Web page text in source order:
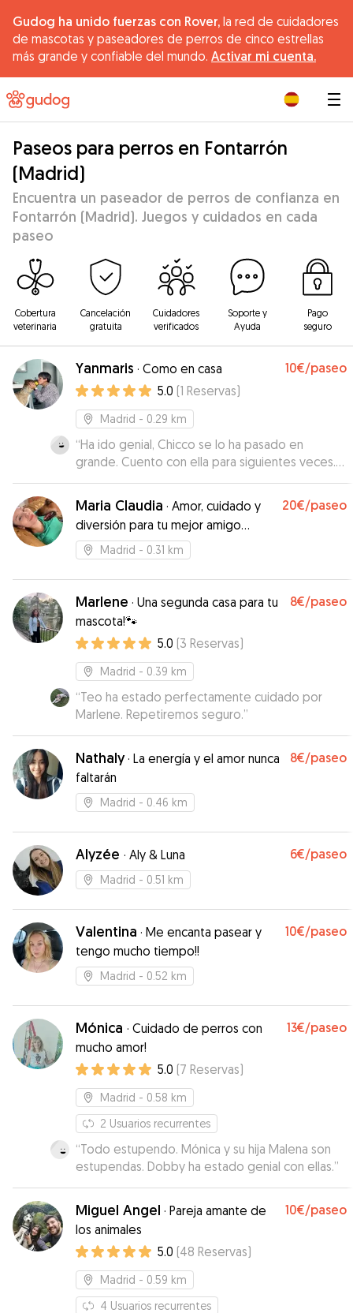
Gudog ha unido fuerzas con Rover, la red de cuidadores
de mascotas y paseadores de perros de cinco estrellas
más grande y confiable del mundo. Activar mi cuenta.
Paseos para perros en Fontarrón
(Madrid)
Encuentra un paseador de perros de confianza en
Fontarrón (Madrid). Juegos y cuidados en cada
paseo
Cobertura
veterinaria
Cancelación
gratuita
Cuidadores
verificados
Soporte y
Ayuda
Pago
seguro
Yanmaris · Como en casa 10€/paseo
5.0 (1 Reservas)
Madrid - 0.29 km
“Ha ido genial, Chicco se lo ha pasado en
grande. Cuento con ella para siguientes veces.
Me mandaba fotos y se le veía de lujo. Gracias
por el cuidado y el cariño
Maria Claudia · Amor, cuidado y
diversión para tu mejor amigo
peludo.
20€/paseo
Madrid - 0.31 km
Marlene · Una segunda casa para tu
mascota!🐾
8€/paseo
5.0 (3 Reservas)
Madrid - 0.39 km
“Teo ha estado perfectamente cuidado por
Marlene. Repetiremos seguro.”
Nathaly· La energía y el amor nunca
faltarán
8€/paseo
Madrid - 0.46 km
Alyzée · Aly & Luna 6€/paseo
Madrid - 0.51 km
Valentina · Me encanta pasear y
tengo mucho tiempo!!
10€/paseo
Madrid - 0.52 km
Mónica · Cuidado de perros con
mucho amor!
13€/paseo
5.0 (7 Reservas)
Madrid - 0.58 km
2 Usuarios recurrentes
“Todo estupendo. Mónica y su hija Malena son
estupendas. Dobby ha estado genial con ellas.”
Miguel Angel · Pareja amante de
los animales
10€/paseo
5.0 (48 Reservas)
Madrid - 0.59 km
4 Usuarios recurrentes